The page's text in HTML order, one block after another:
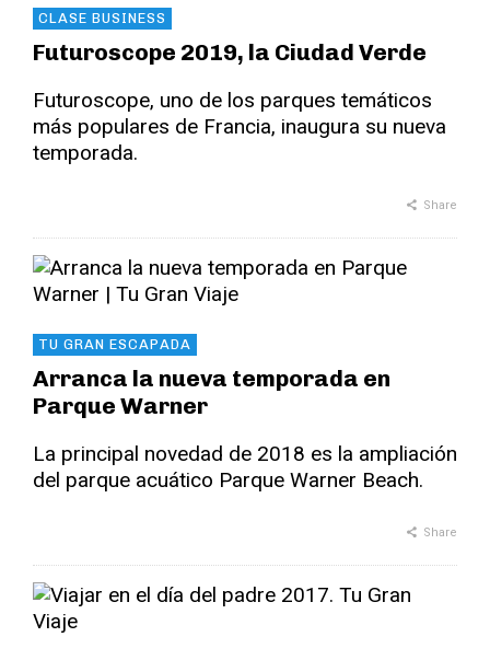
CLASE BUSINESS
Futuroscope 2019, la Ciudad Verde
Futuroscope, uno de los parques temáticos
más populares de Francia, inaugura su nueva
temporada.
Share
TU GRAN ESCAPADA
Arranca la nueva temporada en
Parque Warner
La principal novedad de 2018 es la ampliación
del parque acuático Parque Warner Beach.
Share